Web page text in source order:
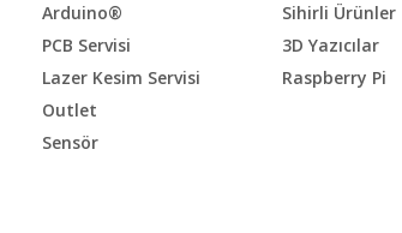
Arduino®
PCB Servisi
Lazer Kesim Servisi
Outlet
Sensör
Sihirli Ürünler
3D Yazıcılar
Raspberry Pi